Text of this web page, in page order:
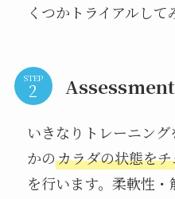
くつかトライアルして
STEP Assessment
いきなりトレーニン
かのカラダの状態を
を行います。柔軟性